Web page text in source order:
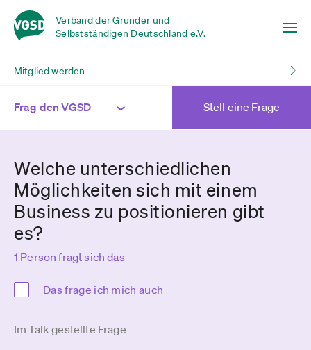
Verband der Gründer und
Selbstständigen Deutschland e.V.
Mitglied werden
Frag den VGSD Stell eine Frage
Welche unterschiedlichen
Möglichkeiten sich mit einem
Business zu positionieren gibt
es?
1 Person fragt sich das
Das frage ich mich auch
Im Talk gestellte Frage